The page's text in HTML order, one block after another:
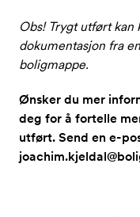
Obs! Trygt utført kan
dokumentasjon fra
boligmappe.
Ønsker du mer
deg for å fortelle
utført. Send en e-